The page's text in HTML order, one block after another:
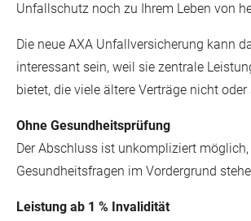
Unfallschutz noch zu Ihrem Leben von
Die neue AXA Unfallversicherung kann
interessant sein, weil sie zentrale
bietet, die viele ältere Verträge nicht
Ohne Gesundheitsprüfung
Der Abschluss ist unkompliziert
Gesundheitsfragen im Vordergrund
Leistung ab 1 % Invalidität